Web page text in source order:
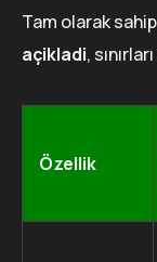
Tam olarak
açikladi,
Özellik